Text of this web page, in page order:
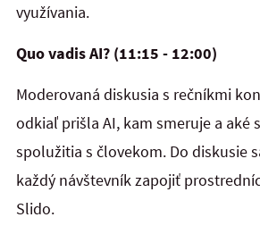
využívania.
Quo vadis AI? (11:15 - 12:00)
Moderovaná diskusia s rečníkmi
odkiaľ prišla AI, kam smeruje a aké
spolužitia s človekom. Do diskusie
každý návštevník zapojiť
Slido.